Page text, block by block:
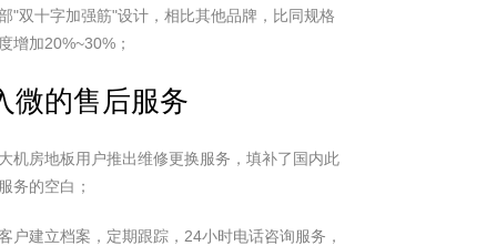
"双十字加强筋"设计，相比其他品牌，比同规格
增加20%~30%；
微的售后服务
机房地板用户推出维修更换服务，填补了国内此
务的空白；
户建立档案，定期跟踪，24小时电话咨询服务，